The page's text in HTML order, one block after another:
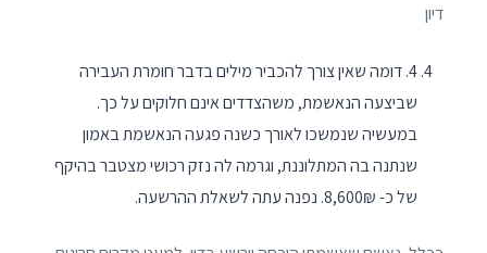
דיון
4. דומה שאין צורך להכביר מילים בדבר חומרת העבירה
שביצעה הנאשמת, משהצדדים אינם חלוקים על כך.
במעשיה שנמשכו לאורך כשנה פגעה הנאשמת באמון
שנתנה בה המתלוננת, וגרמה לה נזק רכושי מצטבר בהיקף
של כ- 8,600₪. נפנה עתה לשאלת ההרשעה.